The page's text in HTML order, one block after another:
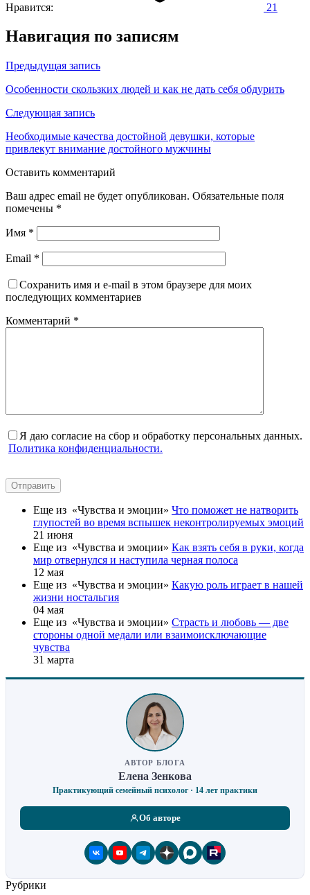
Нравится: 21
Навигация по записям
Предыдущая запись
Особенности скользких людей и как не дать себя обдурить
Следующая запись
Необходимые качества достойной девушки, которые
привлекут внимание достойного мужчины
Оставить комментарий
Ваш адрес email не будет опубликован. Обязательные поля
помечены *
Имя *
Email *
Сохранить имя и e-mail в этом браузере для моих
последующих комментариев
Комментарий *
Я даю согласие на сбор и обработку персональных данных.
Политика конфиденциальности.
Отправить
Еще из «Чувства и эмоции» Что поможет не натворить
глупостей во время вспышек неконтролируемых эмоций
21 июня
Еще из «Чувства и эмоции» Как взять себя в руки, когда
мир отвернулся и наступила черная полоса
12 мая
Еще из «Чувства и эмоции» Какую роль играет в нашей
жизни ностальгия
04 мая
Еще из «Чувства и эмоции» Страсть и любовь — две
стороны одной медали или взаимоисключающие
чувства
31 марта
АВТОР БЛОГА
Елена Зенкова
Практикующий семейный психолог · 14 лет практики
Об авторе
Рубрики